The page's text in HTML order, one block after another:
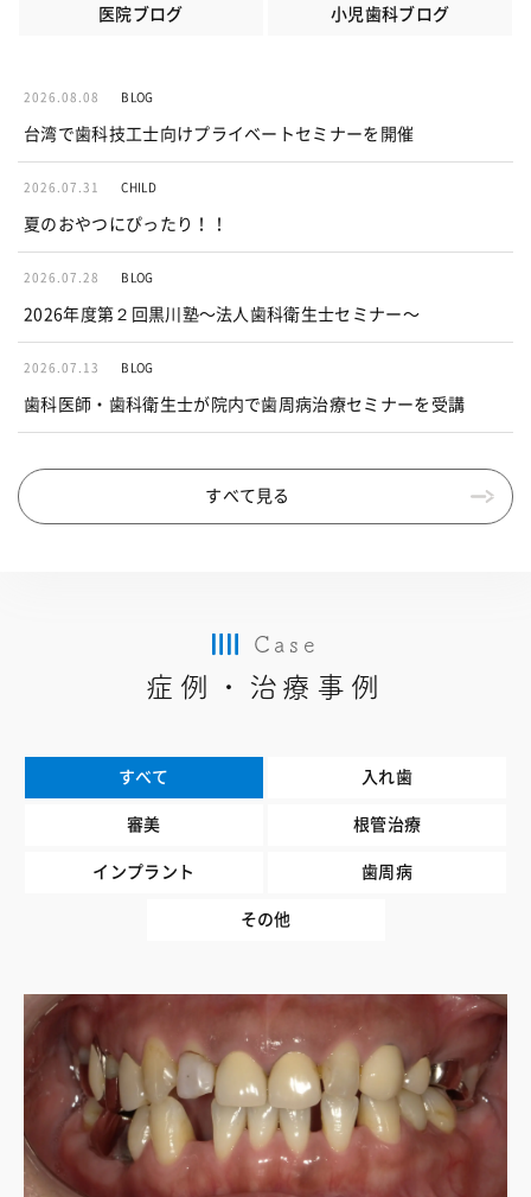
医院ブログ 小児歯科ブログ
2026.08.08 BLOG
台湾で歯科技工士向けプライベートセミナーを開催
2026.07.31 CHILD
夏のおやつにぴったり！！
2026.07.28 BLOG
2026年度第２回黒川塾〜法人歯科衛生士セミナー〜
2026.07.13 BLOG
歯科医師・歯科衛生士が院内で歯周病治療セミナーを受講
すべて見る
Case
症例・治療事例
すべて 入れ歯
審美 根管治療
インプラント 歯周病
その他